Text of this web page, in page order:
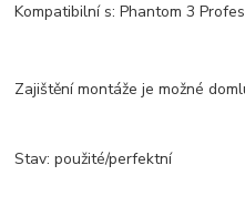
Kompatibilní s: Phantom 3
Zajištění montáže je možné
Stav: použité/perfektní